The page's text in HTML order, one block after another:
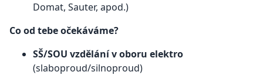
Domat, Sauter, apod.)
Co od tebe očekáváme?
SŠ/SOU vzdělání v oboru elektro
(slaboproud/silnoproud)